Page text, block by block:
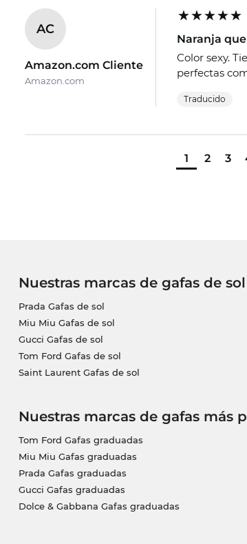
AC
Amazon.com Cliente
Amazon.com
Naranja
Color sexy.
perfectas
Traducido
1 2 3
Nuestras marcas de gafas de
Prada Gafas de sol
Miu Miu Gafas de sol
Gucci Gafas de sol
Tom Ford Gafas de sol
Saint Laurent Gafas de sol
Nuestras marcas de gafas más
Tom Ford Gafas graduadas
Miu Miu Gafas graduadas
Prada Gafas graduadas
Gucci Gafas graduadas
Dolce & Gabbana Gafas graduadas